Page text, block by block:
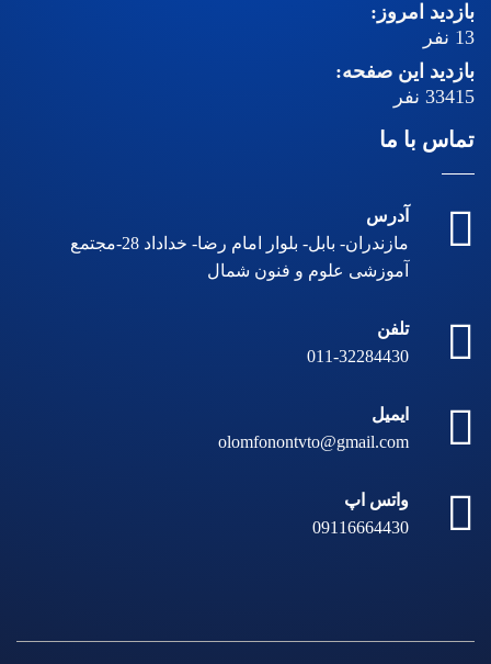
بازدید امروز:
13 نفر
بازدید این صفحه:
33415 نفر
تماس با ما
آدرس
مازندران- بابل- بلوار امام رضا- خداداد 28-مجتمع
آموزشی علوم و فنون شمال
تلفن
011-32284430
ایمیل
olomfonontvto@gmail.com
واتس اپ
09116664430